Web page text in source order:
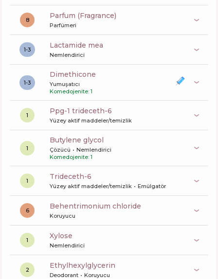
8 Parfum (Fragrance)
Parfümeri
1-3 lactamide mea
Nemlendirici
1-3
dimethicone
Yumuşatıcı
Komedojenite: 1
1 ppg-1 trideceth-6
Yüzey aktif maddeler/temizlik
1
butylene glycol
Çözücü
Nemlendirici
Komedojenite: 1
1 trideceth-6
Yüzey aktif maddeler/temizlik Emülgatör
6 behentrimonium chloride
Koruyucu
1 xylose
Nemlendirici
2 ethylhexylglycerin
Deodorant Koruyucu